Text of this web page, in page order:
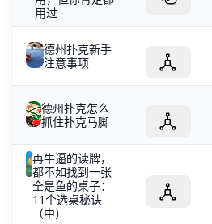
用过
德州扑克新手
注意事项
德州扑克怎么
抓住扑克马脚
再牛逼的读牌，
都不如找到一张
全是鱼的桌子：
11个选桌秘诀
（中）